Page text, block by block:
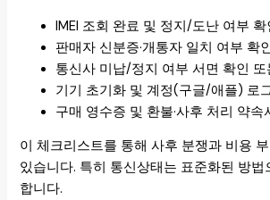
IMEI 조회 완료 및 정지/도난 여부 확
판매자 신분증·개통자 일치 여부 확
통신사 미납/정지 여부 서면 확인
기기 초기화 및 계정(구글/애플) 로
구매 영수증 및 환불·사후 처리 약속
이 체크리스트를 통해 사후 분쟁과 비용
있습니다. 특히 통신상태는 표준화된 방법
합니다.